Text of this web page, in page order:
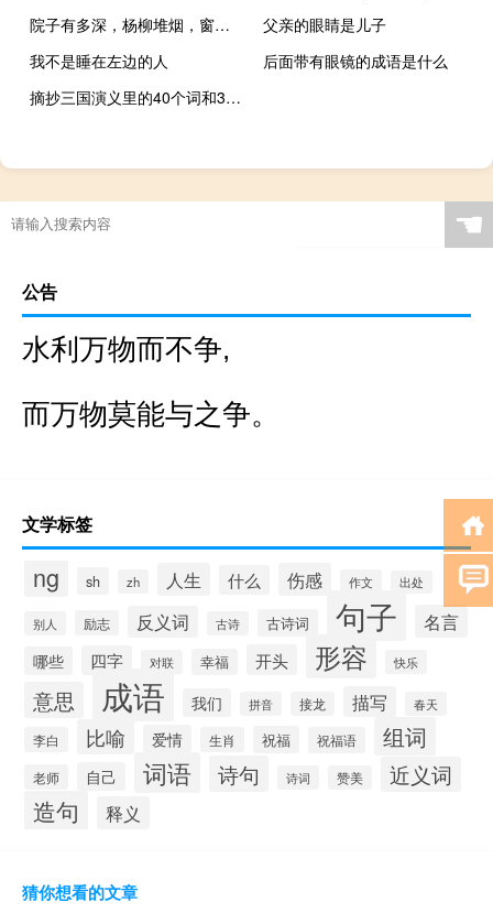
院子有多深，杨柳堆烟，窗帘没有重量
父亲的眼睛是儿子
我不是睡在左边的人
后面带有眼镜的成语是什么
摘抄三国演义里的40个词和30句话
☚
公告
水利万物而不争,
而万物莫能与之争。
文学标签
ng sh zh 人生 什么 伤感 作文 出处
别人 励志 反义词 古诗 古诗词 句子 名言
哪些 四字 对联 幸福 开头 形容 快乐
意思 成语 我们 拼音 接龙 描写 春天
李白 比喻 爱情 生肖 祝福 祝福语 组词
老师 自己 词语 诗句 诗词 赞美 近义词
造句 释义
猜你想看的文章